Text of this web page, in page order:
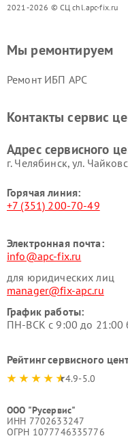
2021-2026 © СЦ chl.apc-fix.ru
Мы ремонтируем
Ремонт ИБП APC
Контакты сервис
Адрес сервисного
г. Челябинск, ул.
Горячая линия:
+7 (351) 200-70-49
Электронная почта:
info@apc-fix.ru
для юридических лиц
manager@fix-apc.ru
График работы:
ПН-ВСК с 9:00 до 21:00
Рейтинг сервисного
4.9-5.0
ООО "Русервис"
ИНН 7702633247
ОГРН 1077746335776